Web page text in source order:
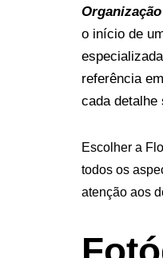
o início de
referência em
cada detalhe
Escolher a
todos os
atenção aos